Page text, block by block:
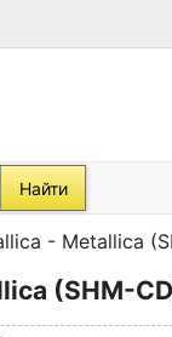
Найти
- Metallica
(SHM-